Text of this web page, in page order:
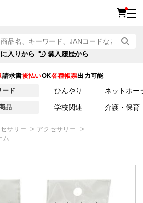
入りから 購入履歴から
請求書後払いOK各種帳票出力可能
ード ひんやり ネットポー
品 学校関連 介護・保育
サリー
アクセサリー
ム